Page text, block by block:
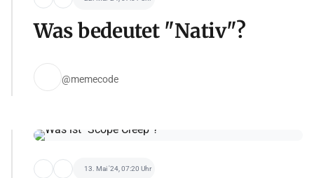
Was bedeutet "Nativ"?
@memecode
13. Mai '24, 07:20 Uhr